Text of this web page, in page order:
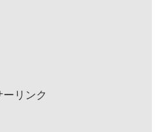
ーリンク